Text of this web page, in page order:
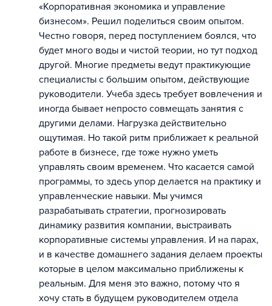
«Корпоративная экономика и управление
бизнесом». Решил поделиться своим опытом.
Честно говоря, перед поступлением боялся, что
будет много воды и чистой теории, но тут подход
другой. Многие предметы ведут практикующие
специалисты с большим опытом, действующие
руководители. Учеба здесь требует вовлечения и
иногда бывает непросто совмещать занятия с
другими делами. Нагрузка действительно
ощутимая. Но такой ритм приближает к реальной
работе в бизнесе, где тоже нужно уметь
управлять своим временем. Что касается самой
программы, то здесь упор делается на практику и
управленческие навыки. Мы учимся
разрабатывать стратегии, прогнозировать
динамику развития компании, выстраивать
корпоративные системы управления. И на парах,
и в качестве домашнего задания делаем проекты
которые в целом максимально приближены к
реальным. Для меня это важно, потому что я
хочу стать в будущем руководителем отдела